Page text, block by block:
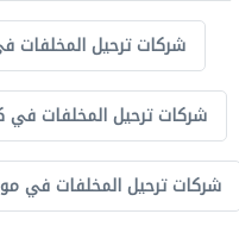
شركات ترحيل المخلفات
شركات ترحيل المخلفات في
شركات ترحيل المخلفات في